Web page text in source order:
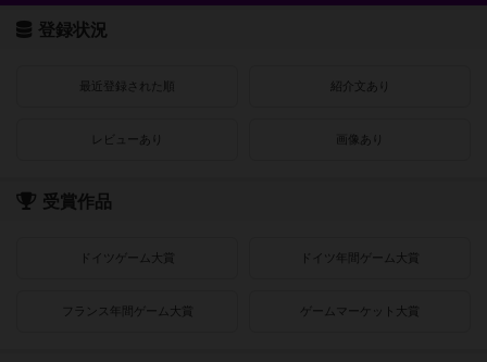
登録状況
最近登録された順 紹介文あり
レビューあり 画像あり
受賞作品
ドイツゲーム大賞 ドイツ年間ゲーム大賞
フランス年間ゲーム大賞 ゲームマーケット大賞